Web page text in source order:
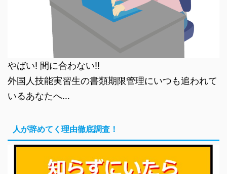
やばい! 間に合わない!!
外国人技能実習生の書類期限管理にいつも追われて
いるあなたへ…
人が辞めてく理由徹底調査！